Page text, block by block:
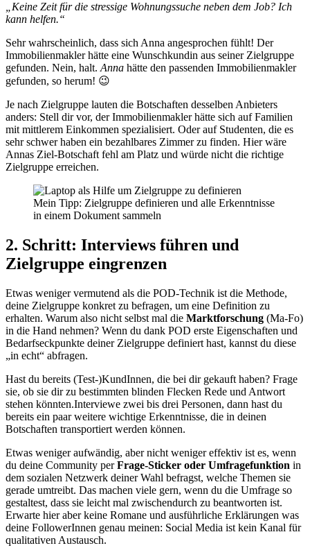
„Keine Zeit für die stressige Wohnungssuche neben dem Job? Ich
kann helfen.“
Sehr wahrscheinlich, dass sich Anna angesprochen fühlt! Der
Immobilienmakler hätte eine Wunschkundin aus seiner Zielgruppe
gefunden. Nein, halt. Anna hätte den passenden Immobilienmakler
gefunden, so herum! 😉
Je nach Zielgruppe lauten die Botschaften desselben Anbieters
anders: Stell dir vor, der Immobilienmakler hätte sich auf Familien
mit mittlerem Einkommen spezialisiert. Oder auf Studenten, die es
sehr schwer haben ein bezahlbares Zimmer zu finden. Hier wäre
Annas Ziel-Botschaft fehl am Platz und würde nicht die richtige
Zielgruppe erreichen.
Mein Tipp: Zielgruppe definieren und alle Erkenntnisse
in einem Dokument sammeln
2. Schritt: Interviews führen und
Zielgruppe eingrenzen
Etwas weniger vermutend als die POD-Technik ist die Methode,
deine Zielgruppe konkret zu befragen, um eine Definition zu
erhalten. Warum also nicht selbst mal die Marktforschung (Ma-Fo)
in die Hand nehmen? Wenn du dank POD erste Eigenschaften und
Bedarfseckpunkte deiner Zielgruppe definiert hast, kannst du diese
„in echt“ abfragen.
Hast du bereits (Test-)KundInnen, die bei dir gekauft haben? Frage
sie, ob sie dir zu bestimmten blinden Flecken Rede und Antwort
stehen könnten.Interviewe zwei bis drei Personen, dann hast du
bereits ein paar weitere wichtige Erkenntnisse, die in deinen
Botschaften transportiert werden können.
Etwas weniger aufwändig, aber nicht weniger effektiv ist es, wenn
du deine Community perFrage-Sticker oder Umfragefunktion in
dem sozialen Netzwerk deiner Wahl befragst, welche Themen sie
gerade umtreibt. Das machen viele gern, wenn du die Umfrage so
gestaltest, dass sie leicht mal zwischendurch zu beantworten ist.
Erwarte hier aber keine Romane und ausführliche Erklärungen was
deine FollowerInnen genau meinen: Social Media ist kein Kanal für
qualitativen Austausch.